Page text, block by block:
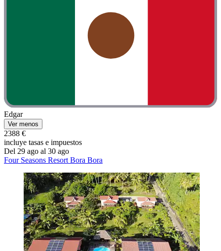
Edgar
Ver menos
2388 €
incluye tasas e impuestos
Del 29 ago al 30 ago
Four Seasons Resort Bora Bora